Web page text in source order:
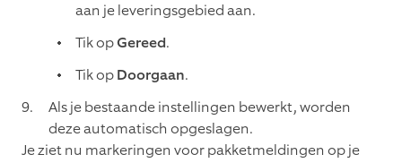
aan je leveringsgebied aan.
Tik opGereed.
Tik opDoorgaan.
Als je bestaande instellingen bewerkt, worden
deze automatisch opgeslagen.
Je ziet nu markeringen voor pakketmeldingen op je